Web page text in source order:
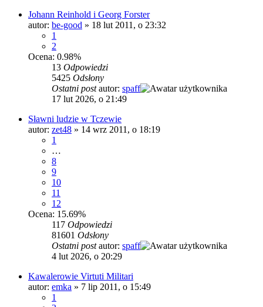
Johann Reinhold i Georg Forster
autor: be-good » 18 lut 2011, o 23:32
1
2
Ocena: 0.98%
13 Odpowiedzi
5425 Odsłony
Ostatni postautor: spaff
17 lut 2026, o 21:49
Sławni ludzie w Tczewie
autor: zet48 » 14 wrz 2011, o 18:19
1
…
8
9
10
11
12
Ocena: 15.69%
117 Odpowiedzi
81601 Odsłony
Ostatni postautor: spaff
4 lut 2026, o 20:29
Kawalerowie Virtuti Militari
autor: emka » 7 lip 2011, o 15:49
1